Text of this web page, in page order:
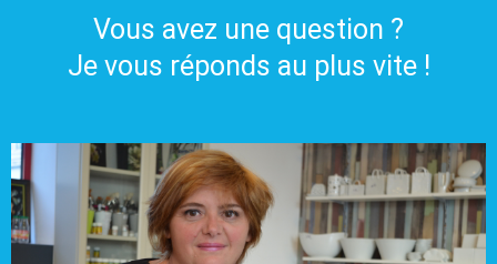
Vous avez une question ?
Je vous réponds au plus vite !